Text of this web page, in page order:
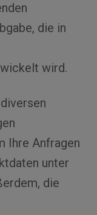
die in
wird.
Ihre Anfragen
unter
die